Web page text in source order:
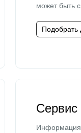
может быть
Подобрать
Сервис
Информация